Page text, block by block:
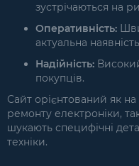
зустрічаються на
Оперативність:
актуальна
Надійність:
покупців.
Сайт орієнтований як
ремонту електроніки,
шукають специфічні
техніки.